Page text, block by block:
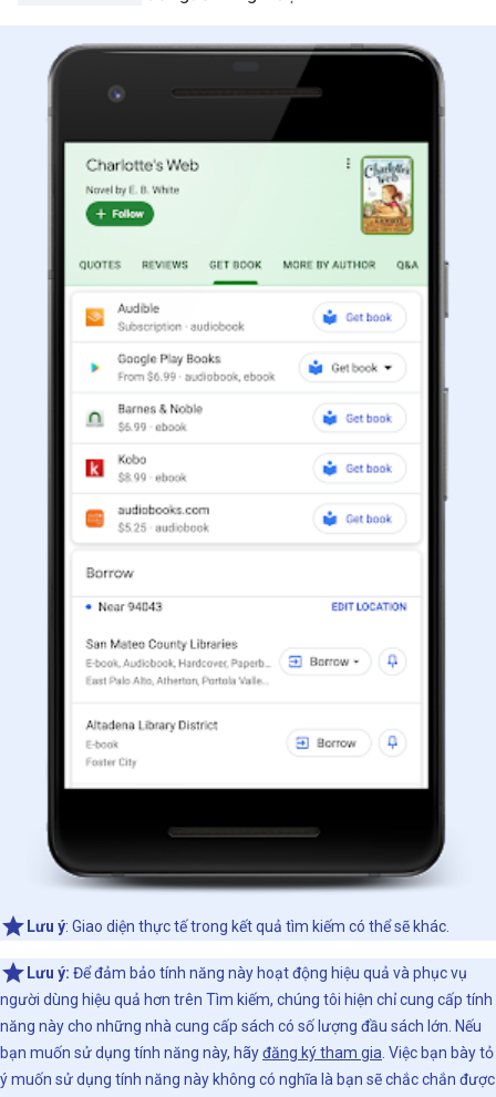
Lưu ý: Giao diện thực tế trong kết quả tìm kiếm có thể sẽ khác.
Lưu ý: Để đảm bảo tính năng này hoạt động hiệu quả và phục vụ
người dùng hiệu quả hơn trên Tìm kiếm, chúng tôi hiện chỉ cung cấp tính
năng này cho những nhà cung cấp sách có số lượng đầu sách lớn. Nếu
bạn muốn sử dụng tính năng này, hãyđăng ký tham gia . Việc bạn bày tỏ
ý muốn sử dụng tính năng này không có nghĩa là bạn sẽ chắc chắn được